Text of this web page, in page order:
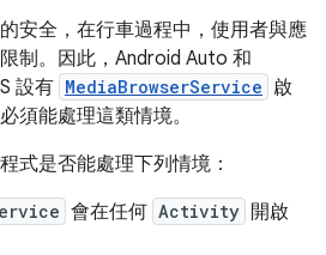
安全，在行車過程中，使用者與應
制。因此，Android Auto 和
設有 MediaBrowserService 啟
須能處理這類情境。
式是否能處理下列情境：
會在任何 Activity 開啟